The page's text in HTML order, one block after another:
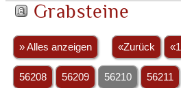
Grabsteine
» Alles anzeigen «Zurück «1
56208 56209 56210 56211